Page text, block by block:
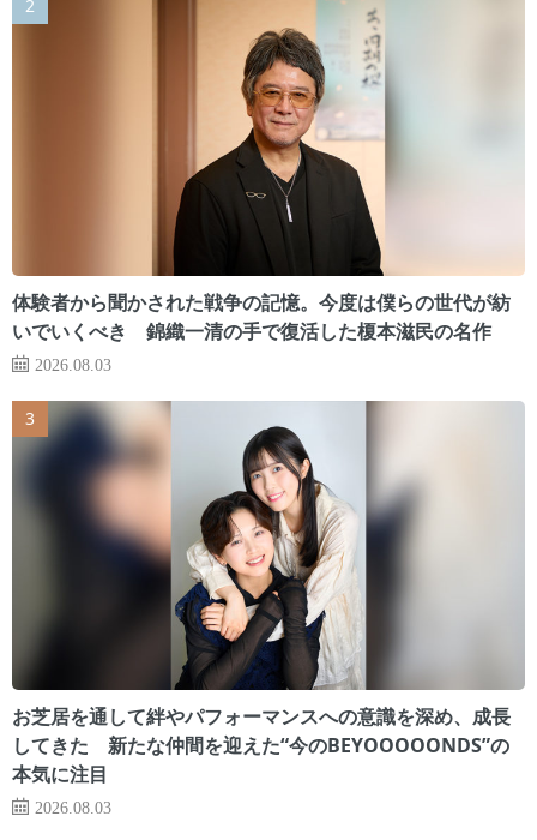
体験者から聞かされた戦争の記憶。今度は僕らの世代が紡
いでいくべき 錦織一清の手で復活した榎本滋民の名作
2026.08.03
お芝居を通して絆やパフォーマンスへの意識を深め、成長
してきた 新たな仲間を迎えた“今のBEYOOOOONDS”の
本気に注目
2026.08.03